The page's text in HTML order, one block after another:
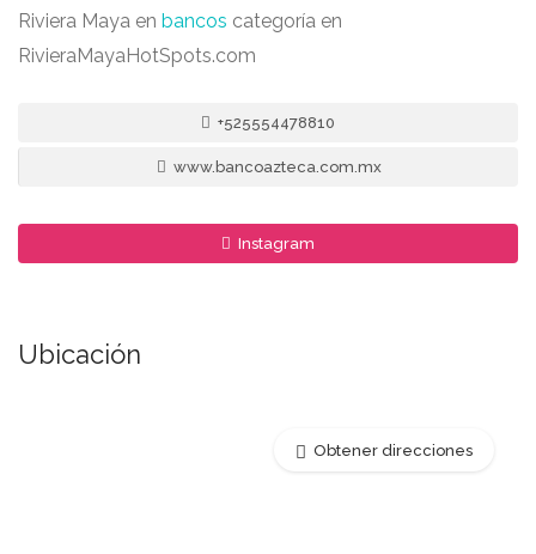
Riviera Maya en bancos categoría en
RivieraMayaHotSpots.com
+525554478810
www.bancoazteca.com.mx
Instagram
Ubicación
Obtener direcciones